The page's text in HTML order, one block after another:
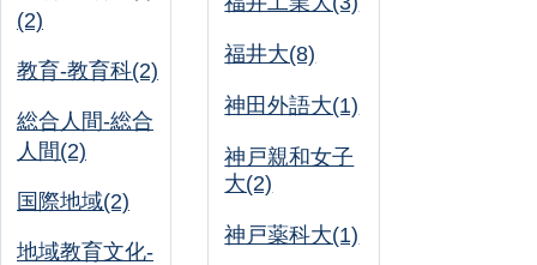
(2)
教育-教育科(2)
総合人間-総合
人間(2)
国際地域(2)
地域教育文化-
福井大(8)
神田外語大(1)
神戸親和女子
大(2)
神戸薬科大(1)